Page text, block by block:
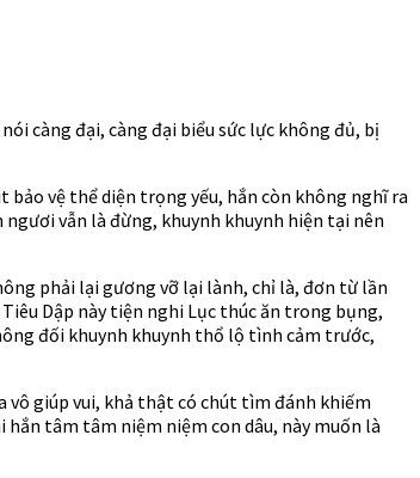
càng đại, càng đại biểu sức lực không đủ, bị
bảo vệ thể diện trọng yếu, hắn còn không nghĩ ra
vẫn là đừng, khuynh khuynh hiện tại nên
phải lại gương vỡ lại lành, chỉ là, đơn từ lần
Dập này tiện nghi Lục thúc ăn trong bụng,
đối khuynh khuynh thổ lộ tình cảm trước,
vô giúp vui, khả thật có chút tìm đánh khiếm
tâm tâm niệm niệm con dâu, này muốn là